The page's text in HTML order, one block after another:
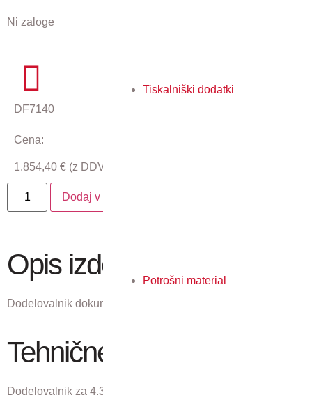
Tiskalniški dodatki
Potrošni material
Ni zaloge
DF7140
Cena:
1.854,40 € (z DDV)
Dodaj v košarico
Opis izdelka
Dodelovalnik dokumentov.
Tehnične lastnosti
Dodelovalnik za 4.300 listov A4, spenjanje na 3 položajih do